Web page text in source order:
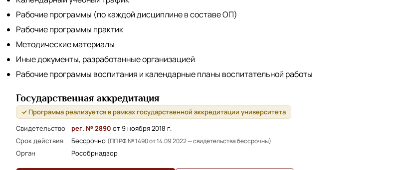
Рабочие программы (по каждой дисциплине в составе ОП)
Рабочие программы практик
Методические материалы
Иные документы, разработанные организацией
Рабочие программы воспитания и календарные планы воспитательной работы
Государственная аккредитация
✓ Программа реализуется в рамках государственной аккредитации университета
Свидетельство
рег. № 2890 от 9 ноября 2018 г.
Срок действия
Бессрочно (ПП РФ № 1490 от 14.09.2022 — свидетельства бессрочны)
Орган Рособрнадзор